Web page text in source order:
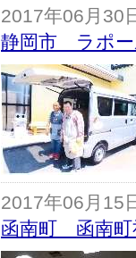
2017年06月30
静岡市 ラポー
2017年06月15
函南町 函南町